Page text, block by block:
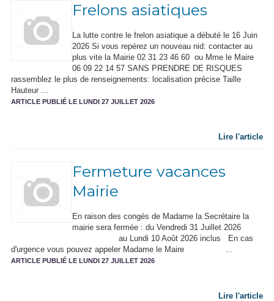
Frelons asiatiques
La lutte contre le frelon asiatique a débuté le 16 Juin
2026 Si vous repérez un nouveau nid: contacter au
plus vite la Mairie 02 31 23 46 60 ou Mme le Maire
06 09 22 14 57 SANS PRENDRE DE RISQUES
rassemblez le plus de renseignements: localisation précise Taille
Hauteur ...
ARTICLE PUBLIÉ LE LUNDI 27 JUILLET 2026
Lire l'article
Fermeture vacances
Mairie
En raison des congés de Madame la Secrétaire la
mairie sera fermée : du Vendredi 31 Juillet 2026
au Lundi 10 Août 2026 inclus En cas
d'urgence vous pouvez appeler Madame le Maire ...
ARTICLE PUBLIÉ LE LUNDI 27 JUILLET 2026
Lire l'article